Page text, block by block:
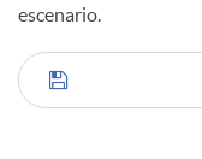
escenario.
C